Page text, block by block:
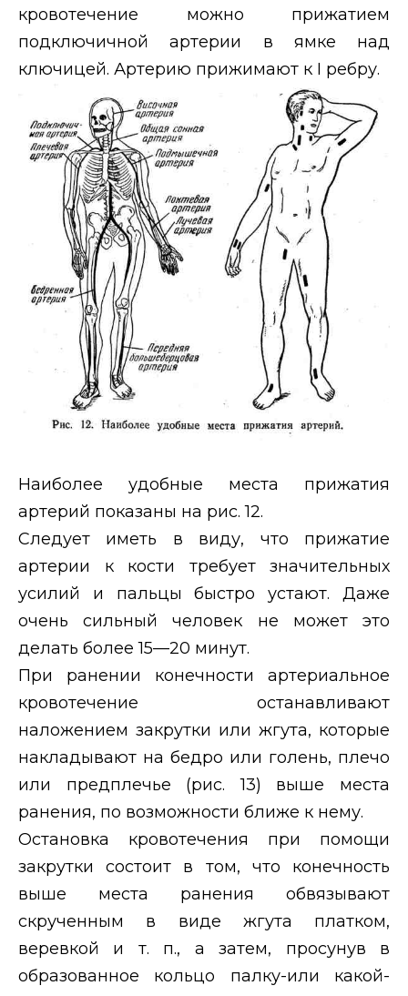
кровотечение можно прижатием
подключичной артерии в ямке над
ключицей. Артерию прижимают к I ребру.
Наиболее удобные места прижатия
артерий показаны на рис. 12.
Следует иметь в виду, что прижатие
артерии к кости требует значительных
усилий и пальцы быстро устают. Даже
очень сильный человек не может это
делать более 15—20 минут.
При ранении конечности артериальное
кровотечение останавливают
наложением закрутки или жгута, которые
накладывают на бедро или голень, плечо
или предплечье (рис. 13) выше места
ранения, по возможности ближе к нему.
Остановка кровотечения при помощи
закрутки состоит в том, что конечность
выше места ранения обвязывают
скрученным в виде жгута платком,
веревкой и т. п., а затем, просунув в
образованное кольцо палку-или какой-